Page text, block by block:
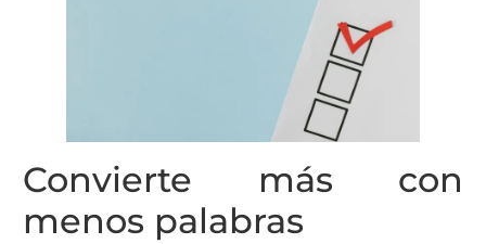
Convierte más con
menos palabras